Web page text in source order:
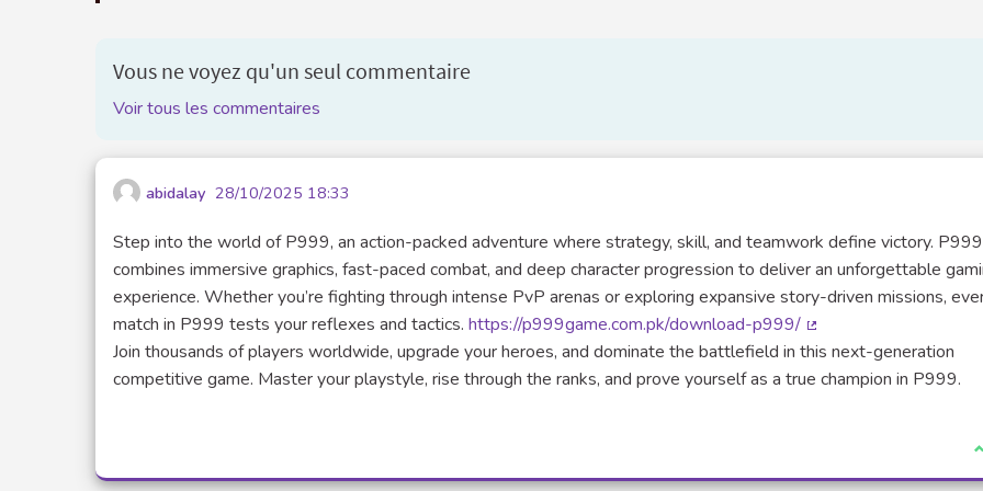
Vous ne voyez qu'un seul commentaire
Voir tous les commentaires
abidalay 28/10/2025 18:33
Step into the world of P999, an action-packed adventure where strategy, skill, and teamwork define victory. P999
combines immersive graphics, fast-paced combat, and deep character progression to deliver an unforgettable
experience. Whether you’re fighting through intense PvP arenas or exploring expansive story-driven missions,
match in P999 tests your reflexes and tactics. https://p999game.com.pk/download-p999/
(Lien externe)
Join thousands of players worldwide, upgrade your heroes, and dominate the battlefield in this next-generation
competitive game. Master your playstyle, rise through the ranks, and prove yourself as a true champion in P999.